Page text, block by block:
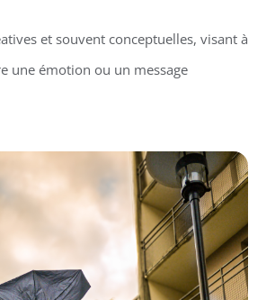
et souvent conceptuelles, visant à
une émotion ou un message